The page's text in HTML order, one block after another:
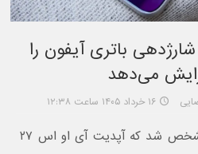
آپدیت آی او اس ۲۷ شارژدهی باتری آیفون را
می‌دهد
۱۶ خرداد ۱۴۰۵ ساعت ۱۲:۳۸
با افشای اطلاعات جدید مشخص شد که آپدیت آی او اس ۲۷